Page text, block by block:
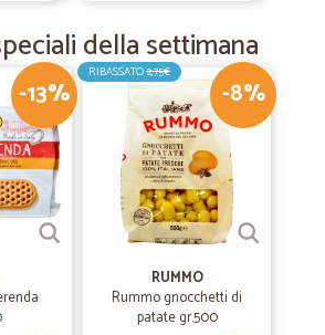
della settimana
-13% -8%
RIBASSATO2,75€
RUMMO
Rummo gnocchetti di
patate gr.500